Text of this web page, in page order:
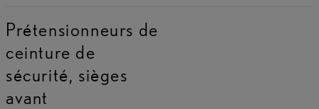
Prétensionneurs de
ceinture de
sécurité, sièges
avant